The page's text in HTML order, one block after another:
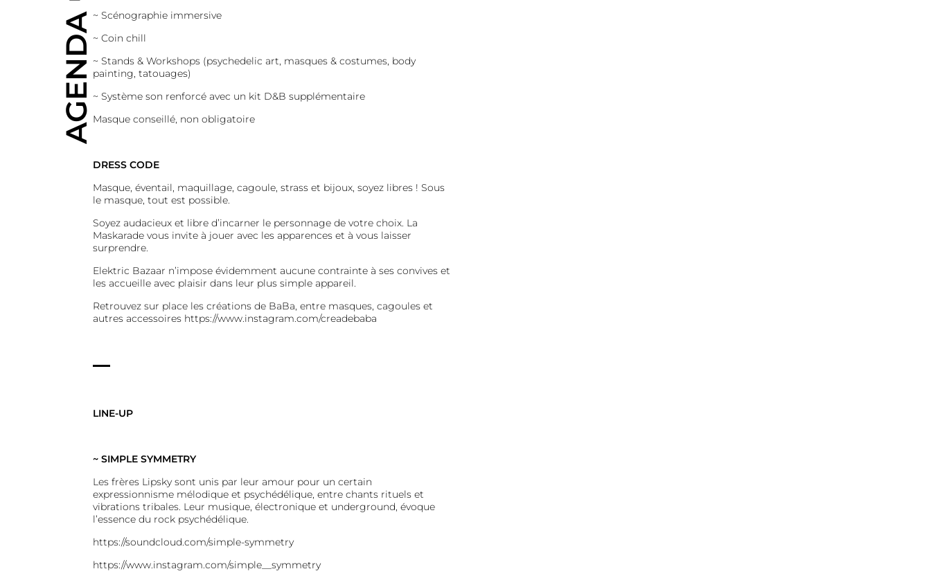
~ Scénographie immersive
~ Coin chill
~ Stands & Workshops (psychedelic art, masques & costumes, body
painting, tatouages)
~ Système son renforcé avec un kit D&B supplémentaire
Masque conseillé, non obligatoire
DRESS CODE
Masque, éventail, maquillage, cagoule, strass et bijoux, soyez libres ! Sous
le masque, tout est possible.
Soyez audacieux et libre d’incarner le personnage de votre choix. La
Maskarade vous invite à jouer avec les apparences et à vous laisser
surprendre.
Elektric Bazaar n’impose évidemment aucune contrainte à ses convives et
les accueille avec plaisir dans leur plus simple appareil.
Retrouvez sur place les créations de BaBa, entre masques, cagoules et
autres accessoires https://www.instagram.com/creadebaba
LINE-UP
~ SIMPLE SYMMETRY
Les frères Lipsky sont unis par leur amour pour un certain
expressionnisme mélodique et psychédélique, entre chants rituels et
vibrations tribales. Leur musique, électronique et underground, évoque
l’essence du rock psychédélique.
https://soundcloud.com/simple-symmetry
https://www.instagram.com/simple__symmetry
AGENDA